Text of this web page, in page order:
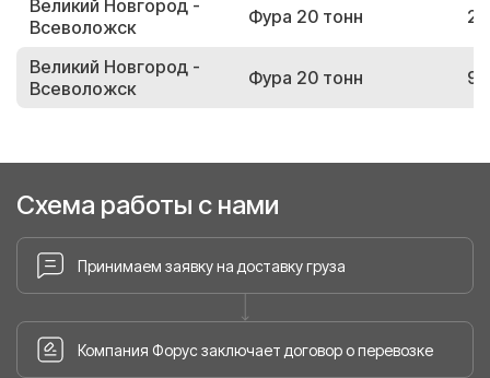
Великий Новгород -
Всеволожск
Фура 20 тонн
Великий Новгород -
Всеволожск
Фура 20 тонн
Схема работы с нами
Принимаем заявку на доставку груза
Компания Форус заключает договор о перевозке